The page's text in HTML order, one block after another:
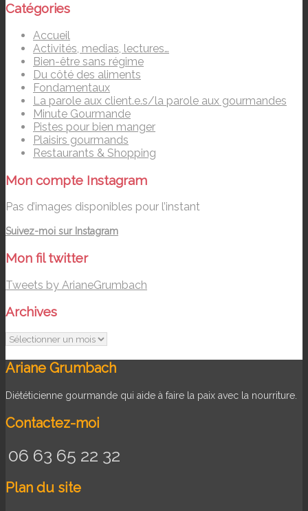
Catégories
Accueil
Activités, medias, lectures…
Bien-être sans régime
Du côté des aliments
Fondamentaux
La parole aux client.e.s/la parole aux gourmandes
Minute Gourmande
Pistes pour bien manger
Plaisirs gourmands
Restaurants & Shopping
Mon compte Instagram
Pas d’images disponibles pour l’instant
Suivez-moi sur Instagram
Mon fil twitter
Tweets by ArianeGrumbach
Archives
Archives
Ariane Grumbach
Diététicienne gourmande qui aide à faire la paix avec la nourriture.
Contactez-moi
06 63 65 22 32
Plan du site